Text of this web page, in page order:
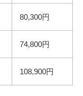
80,300円
74,800円
108,900円